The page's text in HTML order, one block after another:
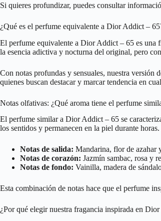
Si quieres profundizar, puedes consultar
¿Qué es el perfume equivalente a Dior Addict –
El perfume equivalente a Dior Addict – 65 es una
la esencia adictiva y nocturna del original, pero
Con notas profundas y sensuales, nuestra versión
quienes buscan destacar y marcar tendencia en
Notas olfativas: ¿Qué aroma tiene el perfume
El perfume similar a Dior Addict – 65 se
los sentidos y permanecen en la piel durante horas.
Notas de salida: Mandarina, flor de azahar
Notas de corazón: Jazmín sambac, rosa y
Notas de fondo: Vainilla, madera de
Esta combinación de notas hace que el perfume
¿Por qué elegir nuestra fragancia inspirada en